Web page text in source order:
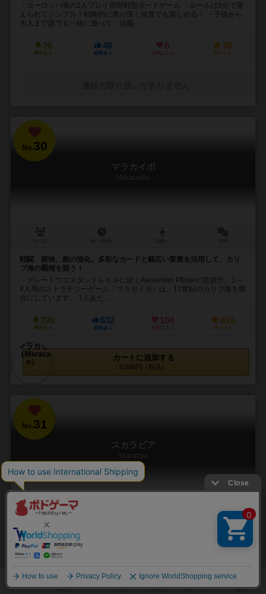
・ヨーロッパ発の2人プレイ用対戦型ボードゲーム ・ルールは5分で覚
えられてシンプル！戦略的に奥が深く何度でも楽しめる！ ・子供から
大人まで誰でも一緒に遊べて、頭脳...
26
興味あり
48
経験あり
8
お気に入り
38
持ってる
No.30
マラカイボ
Maracaibo
戦闘、探検、船の強化。多彩なカードと幅広い要素を活用して、カリ
ブ海の覇権を競う！
グレートウエスタントレイルに続くAlexander Pfisterの意欲作。1～
4人用のストラテジーゲーム『マラカイボ』は、17世紀のカリブ海を舞
台にしています。 1人あた...
390
興味あり
632
経験あり
184
お気に入り
616
持ってる
カートに追加する
9,680円（税込）
No.31
スカラビア
Scarabya
8件
世界各地に眠る黄金のスカラベを、タイルで囲んで発掘せよ！
エジプトの砂漠、アマゾンの奥地、バミューダの海底、南極の氷の
中。これらの場所には、古代文明の秘密を握る黄金のスカラベが隠さ
91 449 75 186